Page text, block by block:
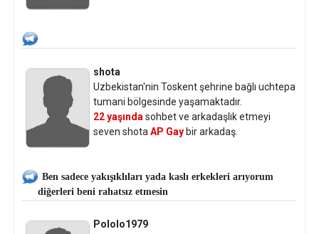
shota
Uzbekistan'nin Toskent şehrine bağlı uchtepa
tumani bölgesinde yaşamaktadır.
22 yaşında sohbet ve arkadaşlık etmeyi
seven shotaAP Gay bir arkadaş.
Ben sadece yakışıklıları yada kaslı erkekleri arıyorum
diğerleri beni rahatsız etmesin
Pololo1979